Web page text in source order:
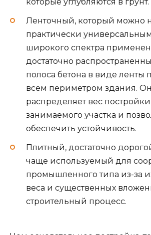
Ленточный, который можно
практически
широкого спектра
достаточно
полоса бетона в виде ленты
всем периметром здания.
распределяет вес
занимаемого участка и
обеспечить устойчивость.
Плитный, достаточно
чаще используемый для
промышленного типа из-за
веса и существенных
строительный процесс.